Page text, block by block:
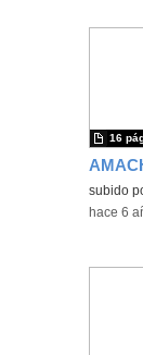
subido
16
-hace 6